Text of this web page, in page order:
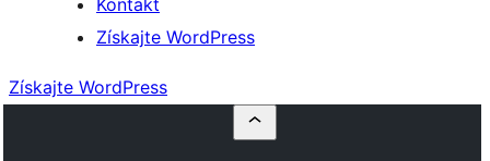
Kontakt
Získajte WordPress
Získajte WordPress